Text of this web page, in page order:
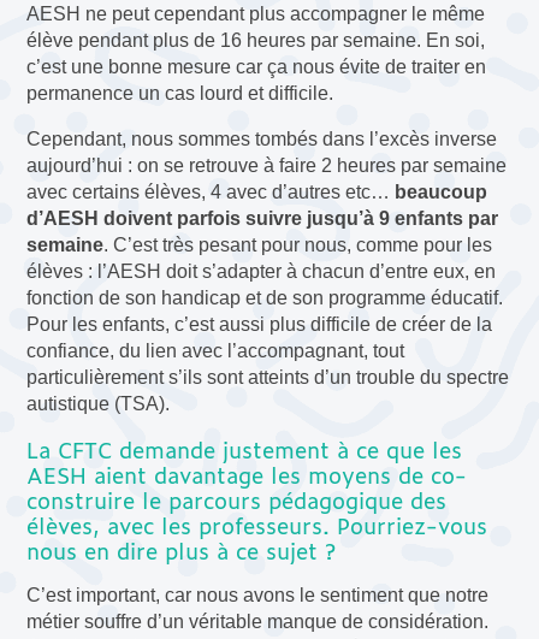
AESH ne peut cependant plus accompagner le même
élève pendant plus de 16 heures par semaine. En soi,
c’est une bonne mesure car ça nous évite de traiter en
permanence un cas lourd et difficile.
Cependant, nous sommes tombés dans l’excès inverse
aujourd’hui : on se retrouve à faire 2 heures par semaine
avec certains élèves, 4 avec d’autres etc… beaucoup
d’AESH doivent parfois suivre jusqu’à 9 enfants par
semaine. C’est très pesant pour nous, comme pour les
élèves : l’AESH doit s’adapter à chacun d’entre eux, en
fonction de son handicap et de son programme éducatif.
Pour les enfants, c’est aussi plus difficile de créer de la
confiance, du lien avec l’accompagnant, tout
particulièrement s’ils sont atteints d’un trouble du spectre
autistique (TSA).
La CFTC demande justement à ce que les
AESH aient davantage les moyens de co-
construire le parcours pédagogique des
élèves, avec les professeurs. Pourriez-vous
nous en dire plus à ce sujet ?
C’est important, car nous avons le sentiment que notre
métier souffre d’un véritable manque de considération.